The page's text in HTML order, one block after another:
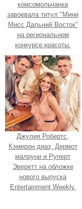
комсомольчанка
завоевала титул "Мини
Мисс Дальний Восток"
на региональном
конкурсе красоты.
Джулия Робертс,
Кэмерон диаз, Дермот
малруни и Руперт
Эверетт на обложке
нового выпуска
Entertainment Weekly.